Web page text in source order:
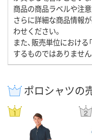
商品の商品ラベルや注
さらに詳細な商品情報
わせください。
また、販売単位における
するものではありませ
ポロシャツの